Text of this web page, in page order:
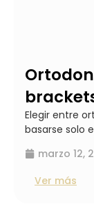
Elegir entre
basarse solo
marzo 12,
Ver más